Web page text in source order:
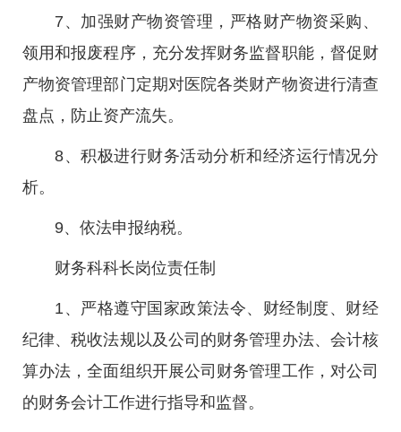
7、加强财产物资管理，严格财产物资采购、
领用和报废程序，充分发挥财务监督职能，督促财
产物资管理部门定期对医院各类财产物资进行清查
盘点，防止资产流失。
8、积极进行财务活动分析和经济运行情况分
析。
9、依法申报纳税。
财务科科长岗位责任制
1、严格遵守国家政策法令、财经制度、财经
纪律、税收法规以及公司的财务管理办法、会计核
算办法，全面组织开展公司财务管理工作，对公司
的财务会计工作进行指导和监督。